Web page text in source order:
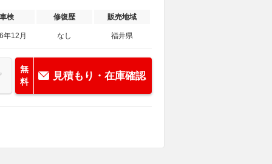
車検 修復歴 販売地域
年12月 なし 福井県
無
料
見積もり・在庫確認